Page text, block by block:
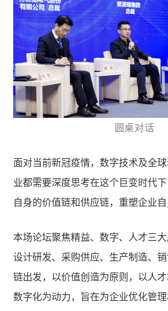
圆桌对话
面对当前新冠疫情，数字技术及全
业都需要深度思考在这个巨变时代
自身的价值链和供应链，重塑企业自
本场论坛聚焦精益、数字、人才三大
设计研发、采购供应、生产制造、
链出发，以价值创造为原则，以人
数字化为动力，旨在为企业优化管